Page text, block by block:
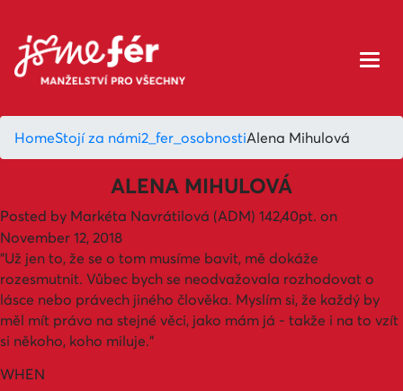
HomeStojí za námi2_fer_osobnostiAlena Mihulová
ALENA MIHULOVÁ
Posted by Markéta Navrátilová (ADM) 142,40pt. on
November 12, 2018
"Už jen to, že se o tom musíme bavit, mě dokáže
rozesmutnit. Vůbec bych se neodvažovala rozhodovat o
lásce nebo právech jiného člověka. Myslím si, že každý by
měl mít právo na stejné věci, jako mám já - takže i na to vzít
si někoho, koho miluje."
WHEN